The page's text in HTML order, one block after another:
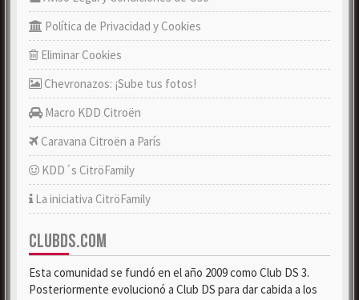
Política de Privacidad y Cookies
Eliminar Cookies
Chevronazos: ¡Sube tus fotos!
Macro KDD Citroën
Caravana Citroën a París
KDD´s CitröFamily
La iniciativa CitröFamily
CLUBDS.COM
Esta comunidad se fundó en el año 2009 como Club DS 3.
Posteriormente evolucionó a Club DS para dar cabida a los